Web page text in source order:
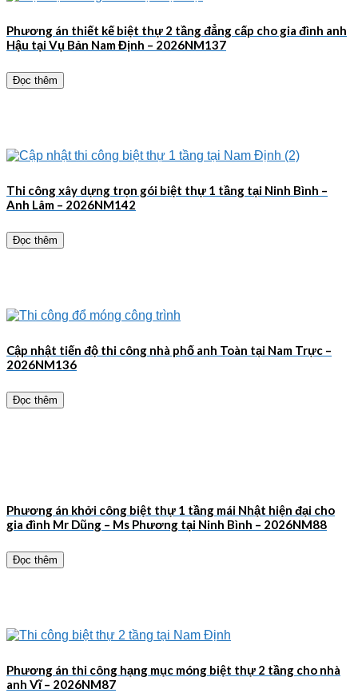
Phương án thiết kế biệt thự 2 tầng đẳng cấp cho gia đình anh
Hậu tại Vụ Bản Nam Định – 2026NM137
Đọc thêm
Thi công xây dựng trọn gói biệt thự 1 tầng tại Ninh Bình –
Anh Lâm – 2026NM142
Đọc thêm
Cập nhật tiến độ thi công nhà phố anh Toàn tại Nam Trực –
2026NM136
Đọc thêm
Phương án khởi công biệt thự 1 tầng mái Nhật hiện đại cho
gia đình Mr Dũng – Ms Phương tại Ninh Bình – 2026NM88
Đọc thêm
Phương án thi công hạng mục móng biệt thự 2 tầng cho nhà
anh Vĩ – 2026NM87